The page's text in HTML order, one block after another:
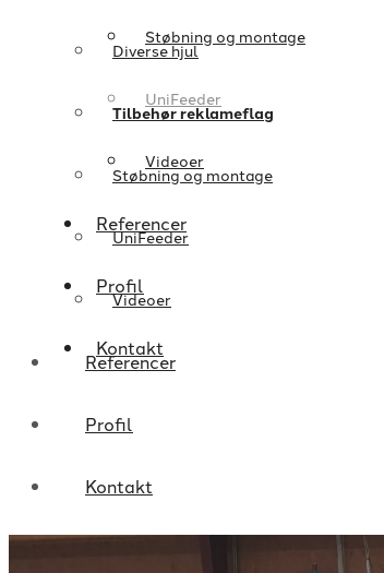
Støbning og montage
UniFeeder
Videoer
Referencer
Profil
Kontakt
Diverse hjul
Tilbehør reklameflag
Støbning og montage
UniFeeder
Videoer
Referencer
Profil
Kontakt